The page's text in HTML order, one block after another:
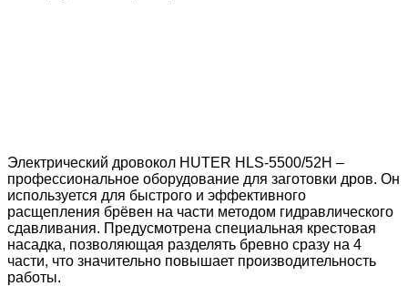
Электрический дровокол HUTER HLS-5500/52H –
профессиональное оборудование для заготовки дров. Он
используется для быстрого и эффективного
расщепления брёвен на части методом гидравлического
сдавливания. Предусмотрена специальная крестовая
насадка, позволяющая разделять бревно сразу на 4
части, что значительно повышает производительность
работы.